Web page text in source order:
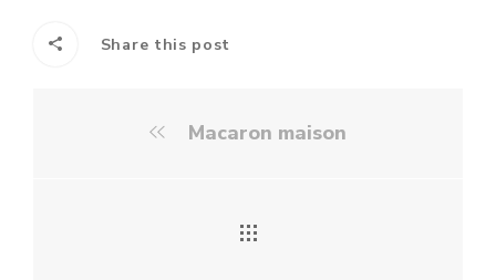
Share this post
Macaron maison